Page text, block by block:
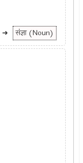
➜ संज्ञा (Noun)